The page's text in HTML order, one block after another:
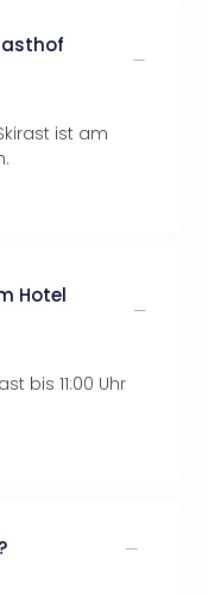
ist am
Hotel
bis 11:00 Uhr